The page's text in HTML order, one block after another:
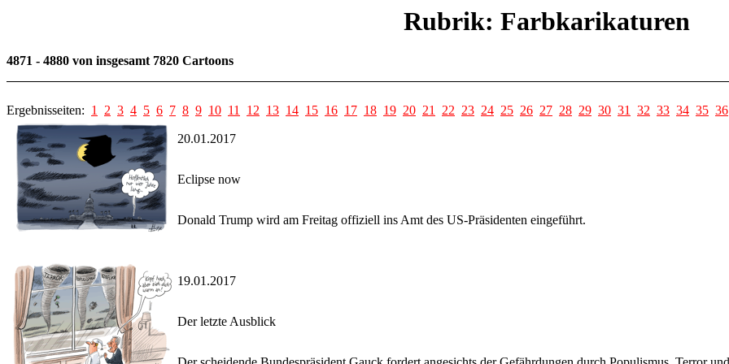
Rubrik: Farbkarikaturen
4871 - 4880 von insgesamt 7820 Cartoons
Ergebnisseiten: 1 2 3 4 5 6 7 8 9 10 11 12 13 14 15 16 17 18 19 20 21 22 23 24 25 26 27 28 29 30 31 32 33 34 35 36
20.01.2017
Eclipse now
Donald Trump wird am Freitag offiziell ins Amt des US-Präsidenten eingeführt.
19.01.2017
Der letzte Ausblick